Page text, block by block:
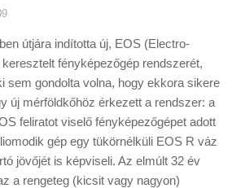
útjára indította új, EOS (Electro-
fényképezőgép rendszerét,
sem gondolta volna, hogy ekkora sikere
új mérföldkőhöz érkezett a rendszer: a
feliratot viselő fényképezőgépet adott
gép egy tükörnélküli EOS R váz
jövőjét is képviseli. Az elmúlt 32 év
a rengeteg (kicsit vagy nagyon)